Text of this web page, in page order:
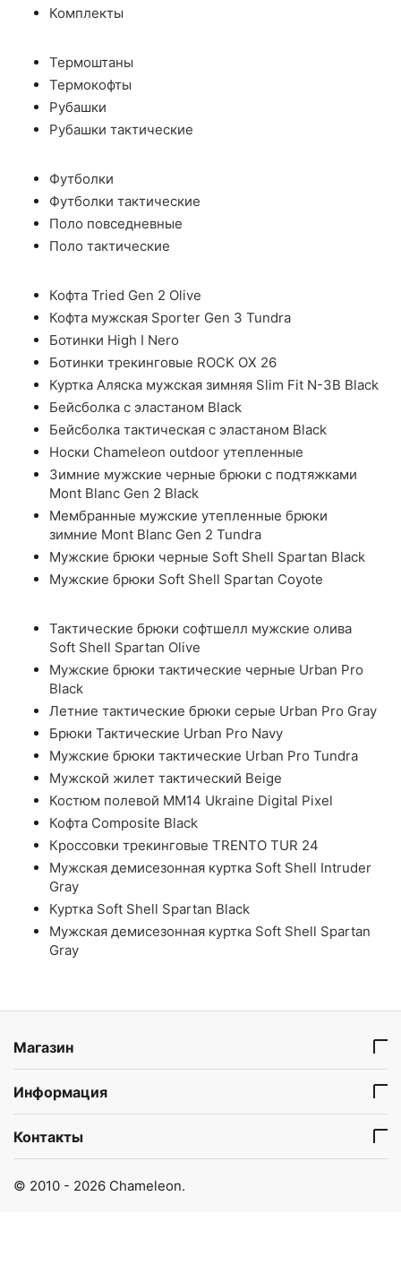
Комплекты
Термоштаны
Термокофты
Рубашки
Рубашки тактические
Футболки
Футболки тактические
Поло повседневные
Поло тактические
Кофта Tried Gen 2 Olive
Кофта мужская Sporter Gen 3 Tundra
Ботинки High I Nero
Ботинки трекинговые ROCK OX 26
Куртка Аляска мужская зимняя Slim Fit N-3B Black
Бейсболка с эластаном Black
Бейсболка тактическая с эластаном Black
Носки Chameleon outdoor утепленные
Зимние мужские черные брюки с подтяжками
Mont Blanc Gen 2 Black
Мембранные мужские утепленные брюки
зимние Mont Blanc Gen 2 Tundra
Мужские брюки черные Soft Shell Spartan Black
Мужские брюки Soft Shell Spartan Coyote
Тактические брюки софтшелл мужские олива
Soft Shell Spartan Olive
Мужские брюки тактические черные Urban Pro
Black
Летние тактические брюки серые Urban Pro Gray
Брюки Тактические Urban Pro Navy
Мужские брюки тактические Urban Pro Tundra
Мужской жилет тактический Beige
Костюм полевой ММ14 Ukraine Digital Pixel
Кофта Composite Black
Кроссовки трекинговые TRENTO TUR 24
Мужская демисезонная куртка Soft Shell Intruder
Gray
Куртка Soft Shell Spartan Black
Мужская демисезонная куртка Soft Shell Spartan
Gray
Магазин
Информация
Контакты
© 2010 - 2026 Chameleon.